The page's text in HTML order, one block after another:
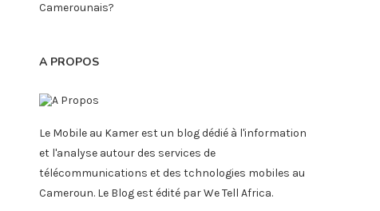
Camerounais?
A PROPOS
Le Mobile au Kamer est un blog dédié à l'information
et l'analyse autour des services de
télécommunications et des tchnologies mobiles au
Cameroun. Le Blog est édité par We Tell Africa.